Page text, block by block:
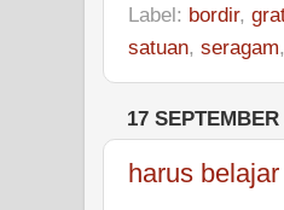
Label: bordir,
satuan, seragam,
17 SEPTEMBER
harus